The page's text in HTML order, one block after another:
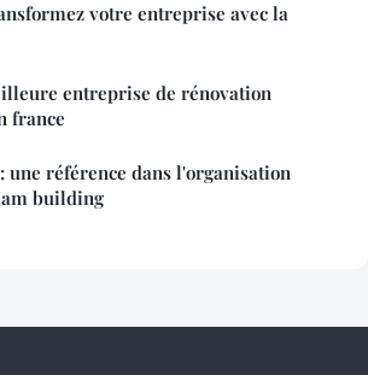
votre entreprise avec la
entreprise de rénovation
france
une référence dans l'organisation
building